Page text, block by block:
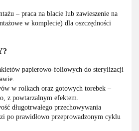
– praca na blacie lub zawieszenie na
w komplecie) dla oszczędności
papierowo-foliowych do sterylizacji
w rolkach oraz gotowych torebek –
z powtarzalnym efektem.
długotrwałego przechowywania
po prawidłowo przeprowadzonym cyklu